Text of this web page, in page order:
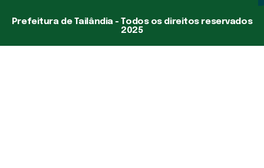
Prefeitura de Tailândia - Todos os direitos reservados
2025